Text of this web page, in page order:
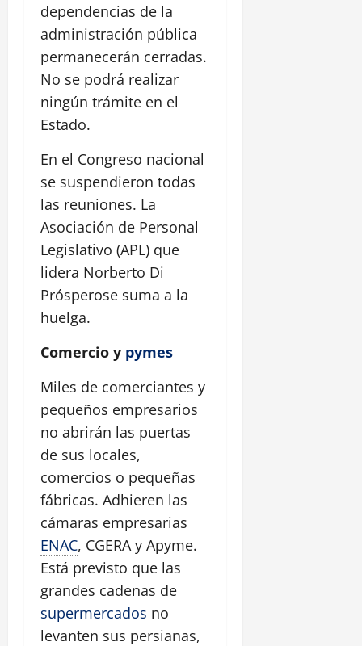
dependencias de la
administración pública
permanecerán cerradas.
No se podrá realizar
ningún trámite en el
Estado.
En el Congreso nacional
se suspendieron todas
las reuniones. La
Asociación de Personal
Legislativo (APL) que
lidera Norberto Di
Prósperose suma a la
huelga.
Comercio y pymes
Miles de comerciantes y
pequeños empresarios
no abrirán las puertas
de sus locales,
comercios o pequeñas
fábricas. Adhieren las
cámaras empresarias
ENAC, CGERA y Apyme.
Está previsto que las
grandes cadenas de
supermercados no
levanten sus persianas,